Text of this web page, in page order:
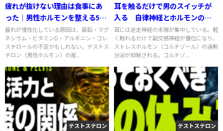
疲れが抜けない理由は食事にあ
った｜男性ホルモンを整える5つ
の栄養素
疲れが慢性化している原因は、亜鉛・マグ
ネシウム・ビタミンD・アルギニン・コレ
ステロールの不足かもしれない。テストス
テロン（男性ホルモン）の産...
耳を触るだけで男のスイッチが
入る 自律神経とホルモンの意
外なつながり
耳には迷走神経の末端が集中している。軽
く触れるだけで副交感神経が優位になり、
ストレスホルモン（コルチゾール）の過剰
分泌が抑制される。コルチゾ...
テストステロン テストステロン